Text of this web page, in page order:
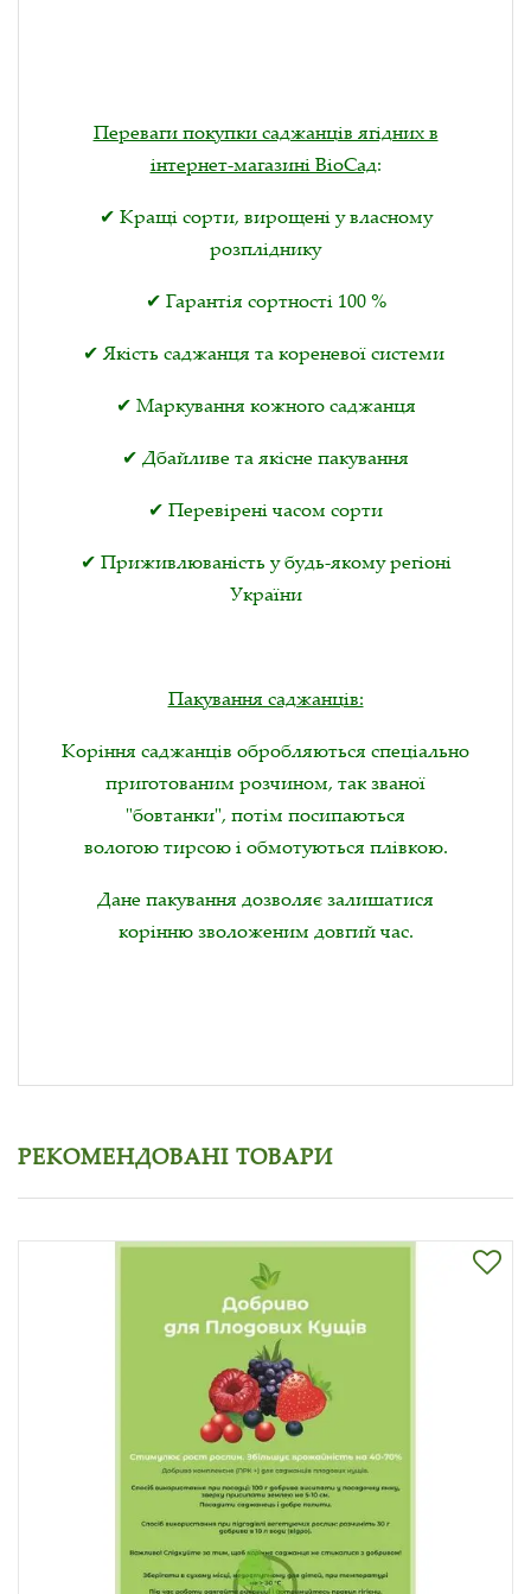
Переваги покупки саджанців ягідних в
інтернет-магазині ВіоСад:
✔ Кращі сорти, вирощені у власному
розпліднику
✔ Гарантія сортності 100 %
✔ Якість саджанця та кореневої системи
✔ Маркування кожного саджанця
✔ Дбайливе та якісне пакування
✔ Перевірені часом сорти
✔ Приживлюваність у будь-якому регіоні
України
Пакування саджанців:
Коріння саджанців обробляються спеціально
приготованим розчином, так званої
"бовтанки", потім посипаються
вологою тирсою і обмотуються плівкою.
Дане пакування дозволяє залишатися
корінню зволоженим довгий час.
РЕКОМЕНДОВАНІ ТОВАРИ